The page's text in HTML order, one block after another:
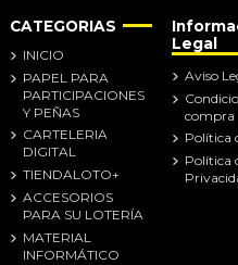
CATEGORIAS
INICIO
PAPEL PARA
PARTICIPACIONES
Y PEÑAS
CARTELERIA
DIGITAL
TIENDALOTO+
ACCESORIOS
PARA SU LOTERÍA
MATERIAL
INFORMÁTICO
Legal
Aviso
compra
Política
Política